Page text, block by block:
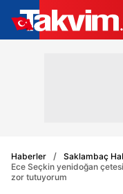
Haberler
Saklambaç
Ece Seçkin yenidoğan
zor tutuyorum